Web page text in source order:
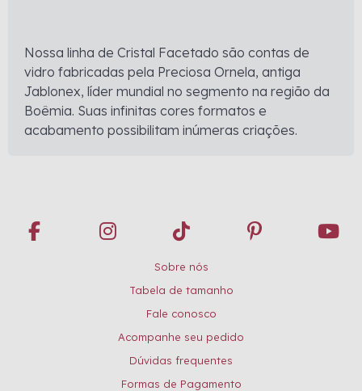
Nossa linha de Cristal Facetado são contas de
vidro fabricadas pela Preciosa Ornela, antiga
Jablonex, líder mundial no segmento na região da
Boêmia. Suas infinitas cores formatos e
acabamento possibilitam inúmeras criações.
Sobre nós
Tabela de tamanho
Fale conosco
Acompanhe seu pedido
Dúvidas frequentes
Formas de Pagamento